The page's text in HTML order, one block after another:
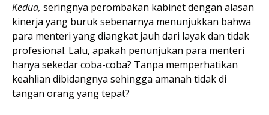
Kedua, seringnya perombakan kabinet dengan alasan
kinerja yang buruk sebenarnya menunjukkan bahwa
para menteri yang diangkat jauh dari layak dan tidak
profesional. Lalu, apakah penunjukan para menteri
hanya sekedar coba-coba? Tanpa memperhatikan
keahlian dibidangnya sehingga amanah tidak di
tangan orang yang tepat?